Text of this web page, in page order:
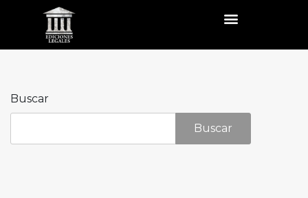
Buscar
Buscar